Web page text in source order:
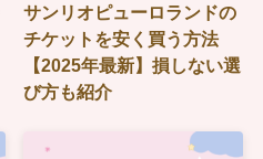
サンリオピューロランドの
チケットを安く買う方法
【2025年最新】損しない選
び方も紹介